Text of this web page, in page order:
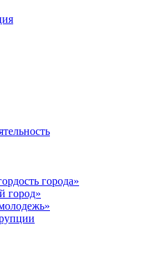
города»
город»